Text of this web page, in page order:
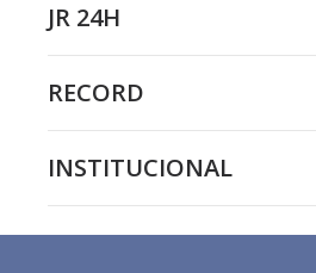
JR 24H
RECORD
INSTITUCIONAL